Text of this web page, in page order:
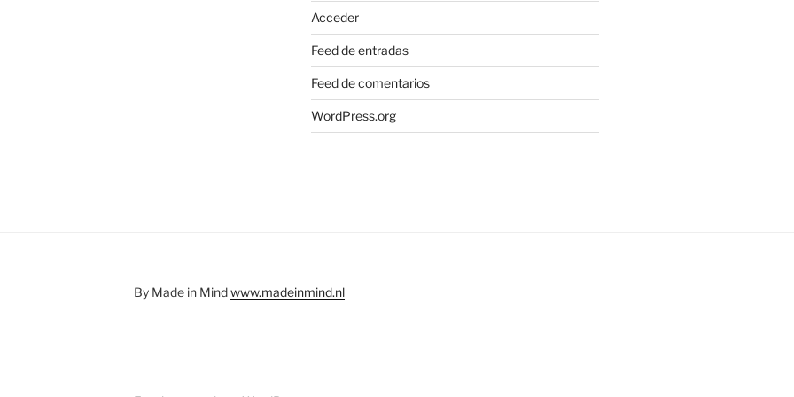
Acceder
Feed de entradas
Feed de comentarios
WordPress.org
By Made in Mindwww.madeinmind.nl